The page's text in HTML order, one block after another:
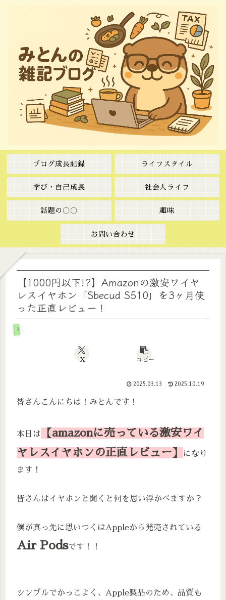
ブログ成長記録 ライフスタイル
学び・自己成長 社会人ライフ
話題の〇〇 趣味
お問い合わせ
【1000円以下!?】Amazonの激安ワイヤ
レスイヤホン「Sbecud S510」を3ヶ月使
った正直レビュー！
その他
X コピー
2025.03.13 2025.10.19
皆さんこんにちは！みとんです！
本日は
【amazonに売っている激安ワイ
ヤレスイヤホンの正直レビュー】
になり
ます！
皆さんはイヤホンと聞くと何を思い浮かべますか？
僕が真っ先に思いつくはAppleから発売されている
Air Podsです！！
シンプルでかっこよく、Apple製品のため、品質も